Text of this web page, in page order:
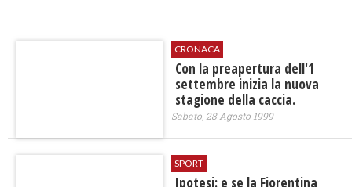
CRONACA
Con la preapertura dell'1
settembre inizia la nuova
stagione della caccia.
Sabato, 28 Agosto 1999
SPORT
Ipotesi: e se la Fiorentina